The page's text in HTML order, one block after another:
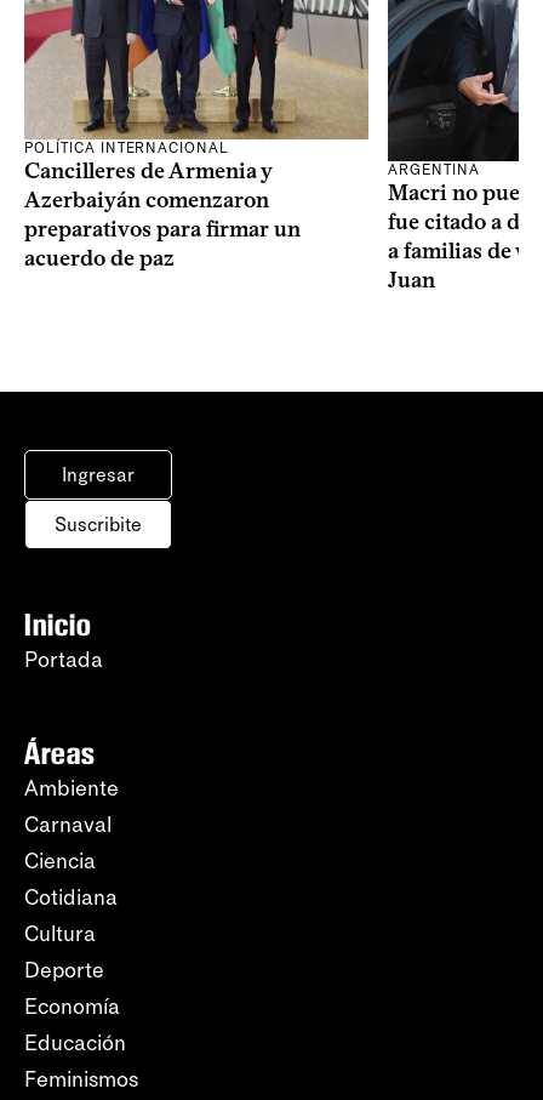
POLÍTICA INTERNACIONAL
Cancilleres de Armenia y
Azerbaiyán comenzaron
preparativos para firmar un
acuerdo de paz
ARGENTINA
Macri no
fue citado a
a familias de
Juan
Ingresar
Suscribite
Inicio
Portada
Áreas
Ambiente
Carnaval
Ciencia
Cotidiana
Cultura
Deporte
Economía
Educación
Feminismos